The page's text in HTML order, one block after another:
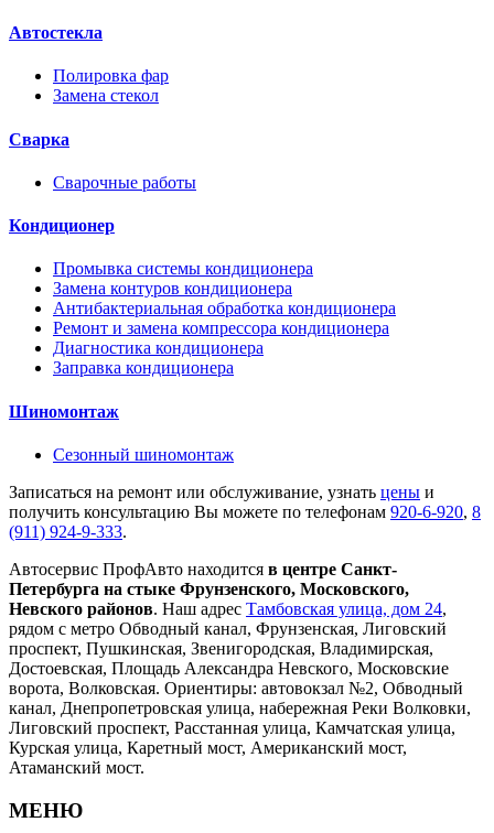
Автостекла
Полировка фар
Замена стекол
Сварка
Сварочные работы
Кондиционер
Промывка системы кондиционера
Замена контуров кондиционера
Антибактериальная обработка кондиционера
Ремонт и замена компрессора кондиционера
Диагностика кондиционера
Заправка кондиционера
Шиномонтаж
Сезонный шиномонтаж
Записаться на ремонт или обслуживание, узнать цены и
получить консультацию Вы можете по телефонам 920-6-920, 8
(911) 924-9-333.
Автосервис ПрофАвто находится в центре Санкт-
Петербурга на стыке Фрунзенского, Московского,
Невского районов. Наш адрес Тамбовская улица, дом 24,
рядом с метро Обводный канал, Фрунзенская, Лиговский
проспект, Пушкинская, Звенигородская, Владимирская,
Достоевская, Площадь Александра Невского, Московские
ворота, Волковская. Ориентиры: автовокзал №2, Обводный
канал, Днепропетровская улица, набережная Реки Волковки,
Лиговский проспект, Расстанная улица, Камчатская улица,
Курская улица, Каретный мост, Американский мост,
Атаманский мост.
МЕНЮ